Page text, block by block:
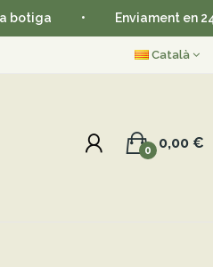
• Enviament en 24-48
Català
0,00 €
0